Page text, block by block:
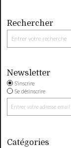
Rechercher
Newsletter
S'inscrire
Se désinscrire
Catégories